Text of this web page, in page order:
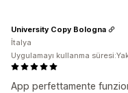
App perfettamente
University Copy Bologna
İtalya
Uygulamayı kullanma